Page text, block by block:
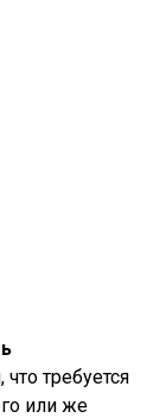
что требуется
или же